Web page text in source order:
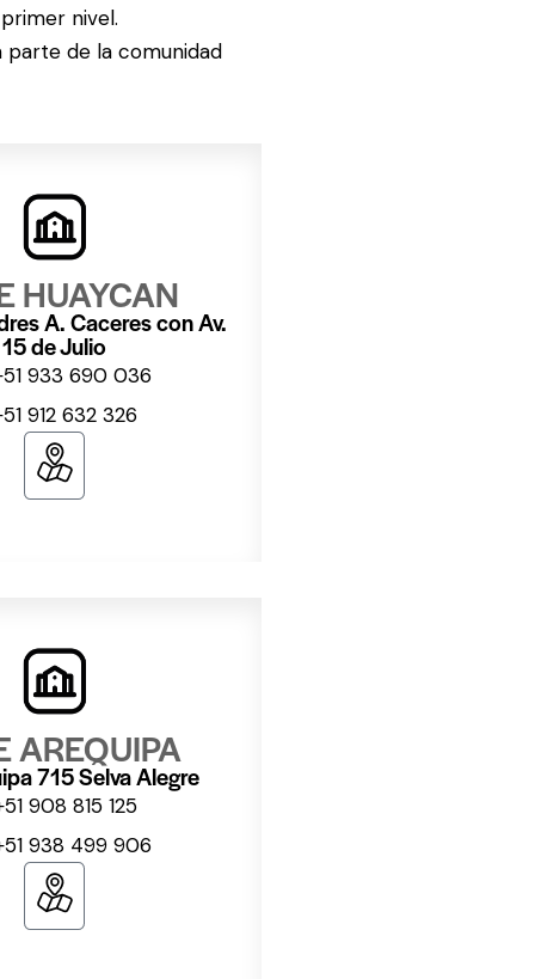
nivel.
de la comunidad
HUAYCAN
A. Caceres con Av.
15 de Julio
933 690 036
912 632 326
AREQUIPA
715 Selva Alegre
908 815 125
938 499 906